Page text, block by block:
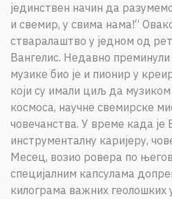
јединствен начин да
и свемир, у свима нама!“
стваралаштво у једном од
Вангелис. Недавно
музике био је и пионир у
који су имали циљ да
космоса, научне свемирске
човечанства. У време када је
инструменталну каријеру,
Месец, возио ровера по
специјалним капсулама
килограма важних геолошких